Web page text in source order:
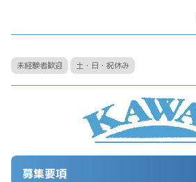
未経験者歓迎 土・日・祝休み
募集要項